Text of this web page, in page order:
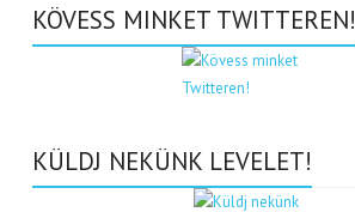
KÖVESS MINKET TWITTEREN!
KÜLDJ NEKÜNK LEVELET!